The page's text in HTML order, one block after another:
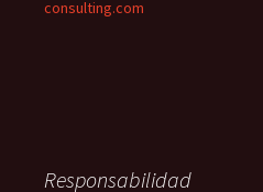
consulting.com
Responsabilidad